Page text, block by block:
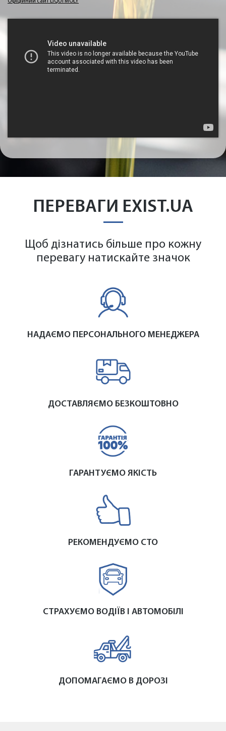
ПЕРЕВАГИ EXIST.UA
Щоб дізнатись більше про кожну
перевагу натискайте значок
НАДАЄМО ПЕРСОНАЛЬНОГО МЕНЕДЖЕРА
ДОСТАВЛЯЄМО БЕЗКОШТОВНО
ГАРАНТУЄМО ЯКІСТЬ
РЕКОМЕНДУЄМО СТО
СТРАХУЄМО ВОДІЇВ І АВТОМОБІЛІ
ДОПОМАГАЄМО В ДОРОЗІ